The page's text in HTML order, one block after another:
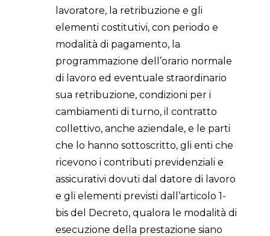
lavoratore, la retribuzione e gli
elementi costitutivi, con periodo e
modalità di pagamento, la
programmazione dell’orario normale
di lavoro ed eventuale straordinario
sua retribuzione, condizioni per i
cambiamenti di turno, il contratto
collettivo, anche aziendale, e le parti
che lo hanno sottoscritto, gli enti che
ricevono i contributi previdenziali e
assicurativi dovuti dal datore di lavoro
e gli elementi previsti dall’articolo 1-
bis del Decreto, qualora le modalità di
esecuzione della prestazione siano